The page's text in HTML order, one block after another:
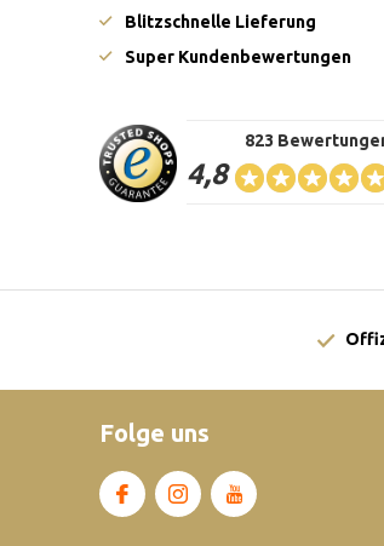
Blitzschnelle Lieferung
Super Kundenbewertungen
4,8
823
Folge uns